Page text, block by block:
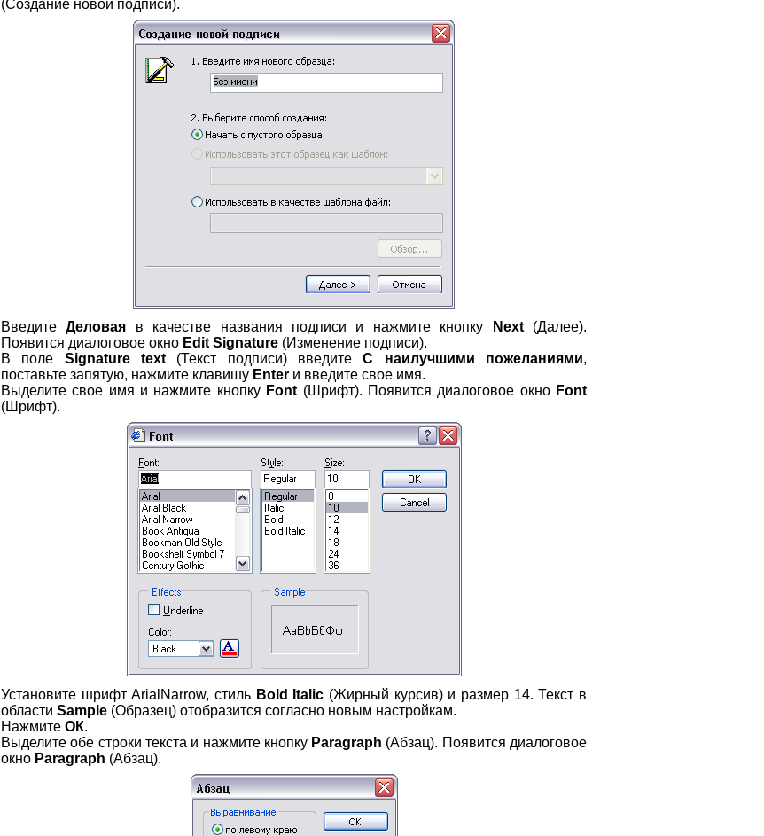
(Создание новой подписи).
ВведитеДеловая в качестве названия подписи и нажмите кнопку Next(Далее).
Появится диалоговое окно Edit Signature (Изменение подписи).
В поле Signature text (Текст подписи) введитеС наилучшими пожеланиями,
поставьте запятую, нажмите клавишу Enter и введите свое имя.
Выделите свое имя и нажмите кнопку Font (Шрифт). Появится диалоговое окно Font
(Шрифт).
Установите шрифт ArialNarrow, стиль Bold Italic (Жирный курсив) и размер 14. Текст в
области Sample (Образец) отобразится согласно новым настройкам.
Нажмите ОК.
Выделите обе строки текста и нажмите кнопку Paragraph (Абзац). Появится диалоговое
окно Paragraph (Абзац).